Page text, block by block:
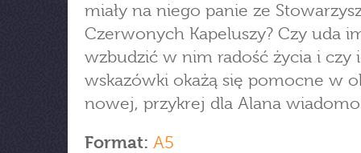
miały na niego panie ze
Czerwonych Kapeluszy? Czy uda
wzbudzić w nim radość życia i czy
wskazówki okażą się pomocne w
nowej, przykrej dla Alana
Format: A5